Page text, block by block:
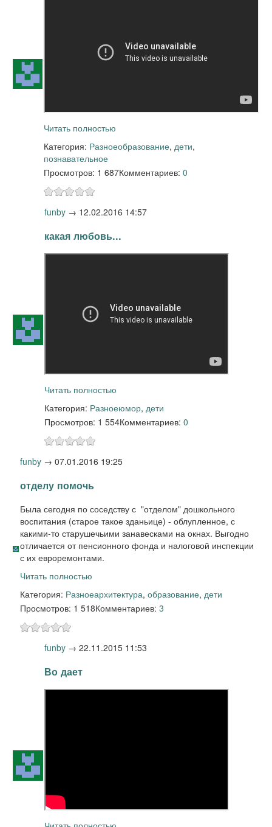
Читать полностью
Категория: Разноеобразование, дети,
познавательное
Просмотров: 1 687Комментариев: 0
funby → 12.02.2016 14:57
какая любовь...
Читать полностью
Категория: Разноеюмор, дети
Просмотров: 1 554Комментариев: 0
funby → 07.01.2016 19:25
отделу помочь
Была сегодня по соседству с "отделом" дошкольного
воспитания (старое такое зданьице) - облупленное, с
какими-то старушечьими занавесками на окнах. Выгодно
отличается от пенсионного фонда и налоговой инспекции
с их евроремонтами.
Читать полностью
Категория: Разноеархитектура, образование, дети
Просмотров: 1 518Комментариев: 3
funby → 22.11.2015 11:53
Во дает